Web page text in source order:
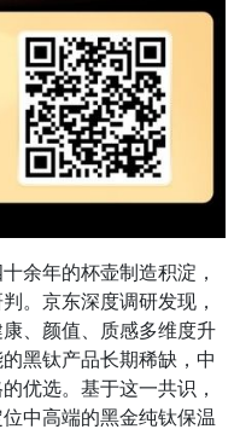
年的杯壶制造积淀，
。京东深度调研发现，
、颜值、质感多维度升
黑钛产品长期稀缺，中
优选。基于这一共识，
中高端的黑金纯钛保温